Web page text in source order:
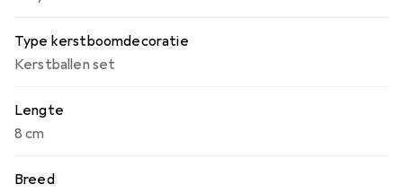
Type kerstboomdecoratie
Kerstballen set
Lengte
8 cm
Breed